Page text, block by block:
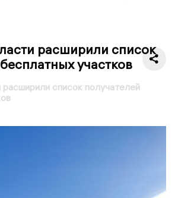
расширили список
участков
список получателей